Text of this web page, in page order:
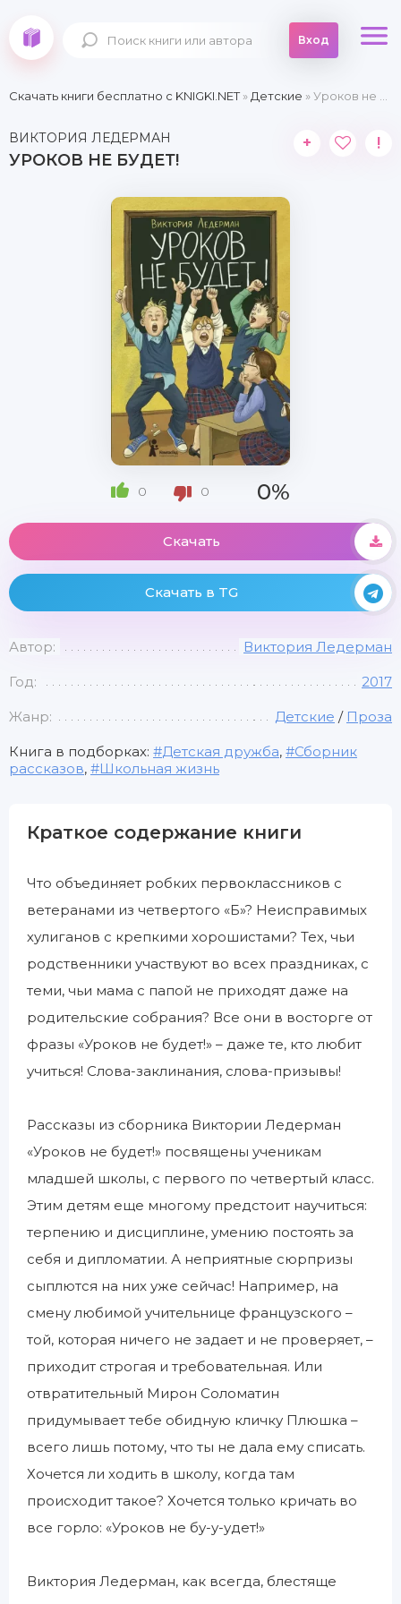
Вход
Скачать книги бесплатно c KNIGKI.NET» Детские » Уроков не будет!
ВИКТОРИЯ ЛЕДЕРМАН
УРОКОВ НЕ БУДЕТ!
+ !
0 0 0%
Скачать
Скачать в TG
Автор: Виктория Ледерман
Год: 2017
Жанр: Детские / Проза
Книга в подборках: Детская дружба,
Сборник
рассказов, Школьная жизнь
Краткое содержание книги
Что объединяет робких первоклассников с
ветеранами из четвертого «Б»? Неисправимых
хулиганов с крепкими хорошистами? Тех, чьи
родственники участвуют во всех праздниках, с
теми, чьи мама с папой не приходят даже на
родительские собрания? Все они в восторге от
фразы «Уроков не будет!» – даже те, кто любит
учиться! Слова-заклинания, слова-призывы!
Рассказы из сборника Виктории Ледерман
«Уроков не будет!» посвящены ученикам
младшей школы, с первого по четвертый класс.
Этим детям еще многому предстоит научиться:
терпению и дисциплине, умению постоять за
себя и дипломатии. А неприятные сюрпризы
сыплются на них уже сейчас! Например, на
смену любимой учительнице французского –
той, которая ничего не задает и не проверяет, –
приходит строгая и требовательная. Или
отвратительный Мирон Соломатин
придумывает тебе обидную кличку Плюшка –
всего лишь потому, что ты не дала ему списать.
Хочется ли ходить в школу, когда там
происходит такое? Хочется только кричать во
все горло: «Уроков не бу-у-удет!»
Виктория Ледерман, как всегда, блестяще